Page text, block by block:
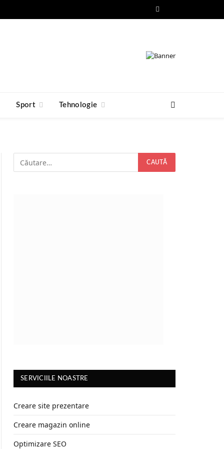
Facebook
Sport Tehnologie
SERVICIILE NOASTRE
Creare site prezentare
Creare magazin online
Optimizare SEO